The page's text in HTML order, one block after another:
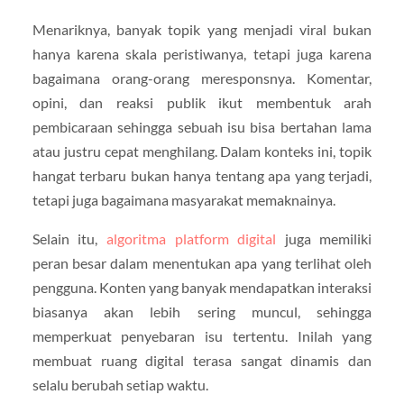
Menariknya, banyak topik yang menjadi viral bukan
hanya karena skala peristiwanya, tetapi juga karena
bagaimana orang-orang meresponsnya. Komentar,
opini, dan reaksi publik ikut membentuk arah
pembicaraan sehingga sebuah isu bisa bertahan lama
atau justru cepat menghilang. Dalam konteks ini, topik
hangat terbaru bukan hanya tentang apa yang terjadi,
tetapi juga bagaimana masyarakat memaknainya.
Selain itu, algoritma platform digital juga memiliki
peran besar dalam menentukan apa yang terlihat oleh
pengguna. Konten yang banyak mendapatkan interaksi
biasanya akan lebih sering muncul, sehingga
memperkuat penyebaran isu tertentu. Inilah yang
membuat ruang digital terasa sangat dinamis dan
selalu berubah setiap waktu.